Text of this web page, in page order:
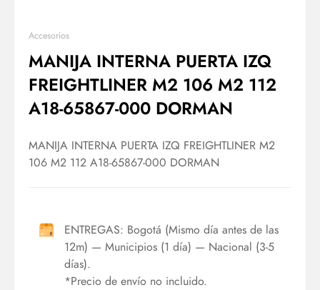
Accesorios
MANIJA INTERNA PUERTA IZQ
FREIGHTLINER M2 106 M2 112
A18-65867-000 DORMAN
MANIJA INTERNA PUERTA IZQ FREIGHTLINER M2
106 M2 112 A18-65867-000 DORMAN
ENTREGAS: Bogotá (Mismo día antes de las
12m) — Municipios (1 día) — Nacional (3-5
días).
*Precio de envío no incluido.